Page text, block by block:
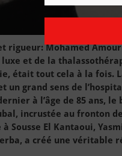
rigueur: Mohamed
et de la
était tout cela à la fois.
un grand sens de
à l’âge de 85 ans, le
incrustée au fronton
Sousse El Kantaoui,
a créé une véritable